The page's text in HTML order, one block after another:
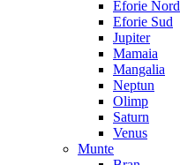
Eforie Nord
Eforie Sud
Jupiter
Mamaia
Mangalia
Neptun
Olimp
Saturn
Venus
Munte